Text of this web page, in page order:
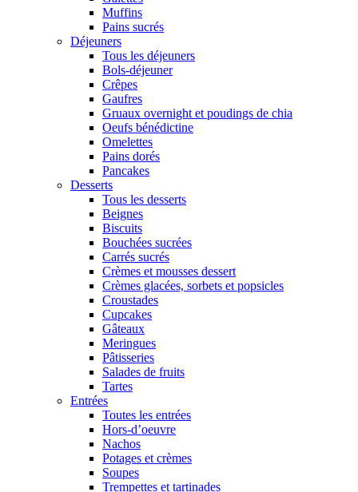
Muffins
Pains sucrés
Déjeuners
Tous les déjeuners
Bols-déjeuner
Crêpes
Gaufres
Gruaux overnight et poudings de chia
Oeufs bénédictine
Omelettes
Pains dorés
Pancakes
Desserts
Tous les desserts
Beignes
Biscuits
Bouchées sucrées
Carrés sucrés
Crèmes et mousses dessert
Crèmes glacées, sorbets et popsicles
Croustades
Cupcakes
Gâteaux
Meringues
Pâtisseries
Salades de fruits
Tartes
Entrées
Toutes les entrées
Hors-d’oeuvre
Nachos
Potages et crèmes
Soupes
Trempettes et tartinades